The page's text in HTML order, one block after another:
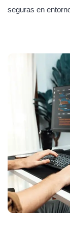
seguras en